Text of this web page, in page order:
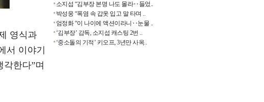
영식과
서 이야기
한다”며
소지섭 “김부장 본명 나도 몰라‥들었..
박성웅 “폭염 속 갑옷 입고 말 타며 ..
엄정화 “이 나이에 액션이라니‥눈물 ..
‘김부장’ 감독, 소지섭 캐스팅 2번 ..
‘중소돌의 기적’ 키오프, 3년만 사옥..